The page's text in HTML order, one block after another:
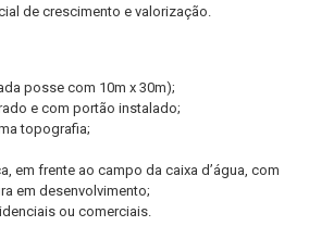
de crescimento e valorização.
posse com 10m x 30m);
e com portão instalado;
topografia;
em frente ao campo da caixa d’água, com
em desenvolvimento;
ou comerciais.